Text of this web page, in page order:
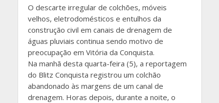
O descarte irregular de colchões, móveis
velhos, eletrodomésticos e entulhos da
construção civil em canais de drenagem de
águas pluviais continua sendo motivo de
preocupação em Vitória da Conquista.
Na manhã desta quarta-feira (5), a reportagem
do Blitz Conquista registrou um colchão
abandonado às margens de um canal de
drenagem. Horas depois, durante a noite, o